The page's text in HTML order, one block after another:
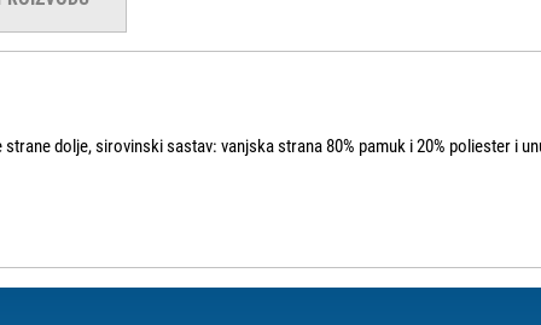
dolje, sirovinski sastav: vanjska strana 80% pamuk i 20% poliester i